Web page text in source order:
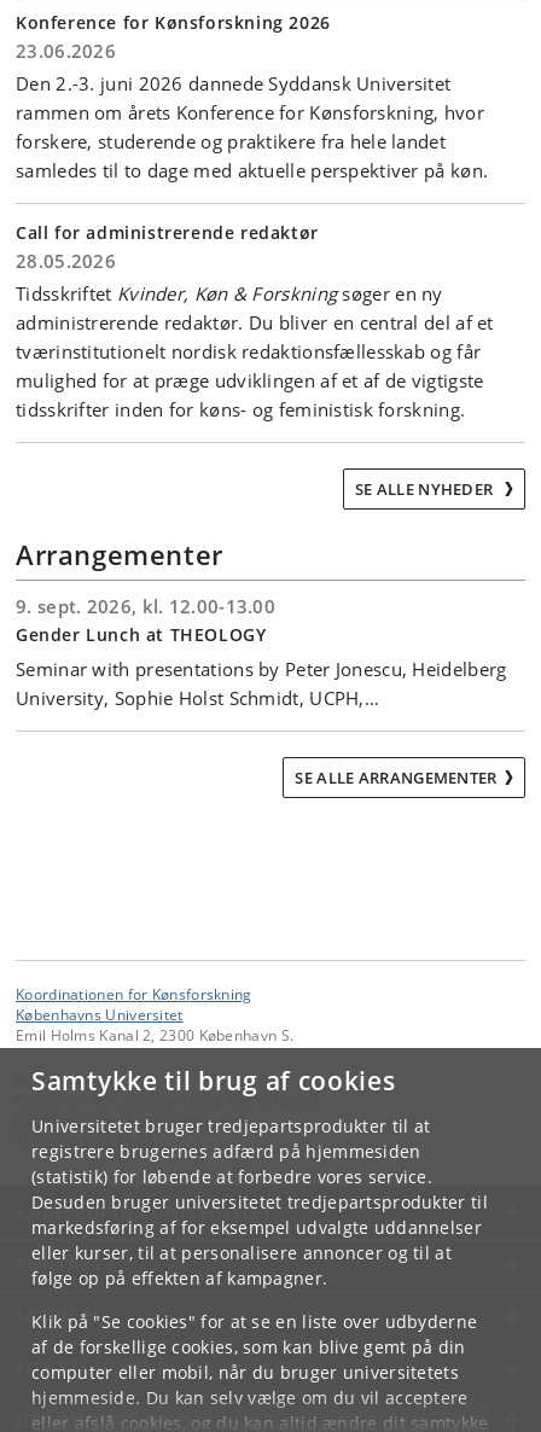
Samtykke til brug af cookies
Universitetet bruger tredjepartsprodukter til at
registrere brugernes adfærd på hjemmesiden
(statistik) for løbende at forbedre vores service.
Desuden bruger universitetet tredjepartsprodukter til
markedsføring af for eksempel udvalgte uddannelser
eller kurser, til at personalisere annoncer og til at
følge op på effekten af kampagner.
Klik på "Se cookies" for at se en liste over udbyderne
af de forskellige cookies, som kan blive gemt på din
computer eller mobil, når du bruger universitetets
hjemmeside. Du kan selv vælge om du vil acceptere
eller afslå cookies, og du kan altid ændre dit samtykke
Konference for Kønsforskning 2026
23.06.2026
Den 2.-3. juni 2026 dannede Syddansk Universitet
rammen om årets Konference for Kønsforskning, hvor
forskere, studerende og praktikere fra hele landet
samledes til to dage med aktuelle perspektiver på køn.
Call for administrerende redaktør
28.05.2026
Tidsskriftet Kvinder, Køn & Forskningsøger en ny
administrerende redaktør. Du bliver en central del af et
tværinstitutionelt nordisk redaktionsfællesskab og får
mulighed for at præge udviklingen af et af de vigtigste
tidsskrifter inden for køns- og feministisk forskning.
SE ALLE NYHEDER
Arrangementer
9. sept. 2026, kl. 12.00-13.00
Gender Lunch at THEOLOGY
Seminar with presentations by Peter Jonescu, Heidelberg
University, Sophie Holst Schmidt, UCPH,…
SE ALLE ARRANGEMENTER
Koordinationen for Kønsforskning
Københavns Universitet
Emil Holms Kanal 2, 2300 København S.
Kontakt:
Center for køn, seksualitet og forskellighed
koordinationen_koen@hum .ku. dk
KØBENHAVNS UNIVERSITET
KONTAKT
SERVICES
FOR STUDERENDE OG ANSATTE
JOB OG KARRIERE